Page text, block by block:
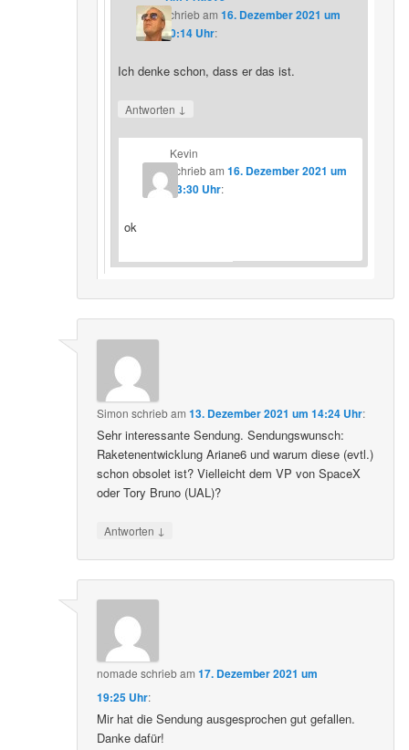
schriebam 16. Dezember 2021 um
20:14 Uhr:
Ich denke schon, dass er das ist.
Antworten ↓
Kevin
schriebam16. Dezember 2021 um
23:30 Uhr:
ok
Simon schriebam13. Dezember 2021 um 14:24 Uhr:
Sehr interessante Sendung. Sendungswunsch:
Raketenentwicklung Ariane6 und warum diese (evtl.)
schon obsolet ist? Vielleicht dem VP von SpaceX
oder Tory Bruno (UAL)?
Antworten ↓
nomade schriebam17. Dezember 2021 um
19:25 Uhr:
Mir hat die Sendung ausgesprochen gut gefallen.
Danke dafür!